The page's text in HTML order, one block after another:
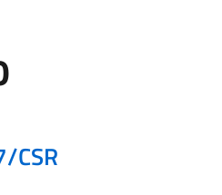
CSR